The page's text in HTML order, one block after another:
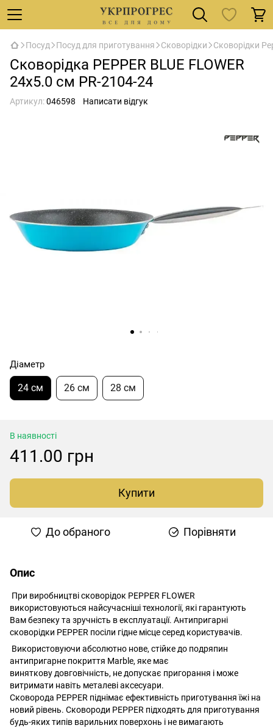
Посуд Посуд для приготування Сковорідки Сковорідки
Сковорідка PEPPER BLUE FLOWER
24x5.0 cм PR-2104-24
Артикул:046598 Написати відгук
Діаметр
24 см 26 см 28 см
В наявності
411.00 грн
Купити
До обраного Порівняти
Опис
При виробництві сковорідок PEPPER FLOWER
використовуються найсучасніші технології, які гарантують
Вам безпеку та зручність в експлуатації. Антипригарні
сковорідки PEPPER посіли гідне місце серед користувачів.
Використовуючи абсолютно нове, стійке до подряпин
антипригарне покриття Marble, яке має
виняткову довговічність, не допускає пригорання і може
витримати навіть металеві аксесуари.
Сковорода PEPPER піднімає ефективність приготування їжі на
новий рівень. Сковороди PEPPER підходять для приготування
будь-яких типів варильних поверхонь і не вимагають